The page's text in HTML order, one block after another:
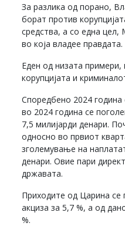
За разлика од порано,
борат против
средства, а со една
во која владее правдата.
Еден од низата
корупцијата и
Споредбено 2024 година
во 2024 година се
7,5 милијарди денари.
односно во првиот
зголемување на
денари. Овие пари
државата.
Приходите од Царина се
акциза за 5,7 %, а од
%.